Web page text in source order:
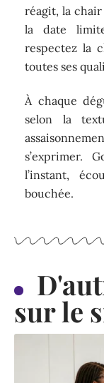
réagit, la
la date
respectez la
toutes ses
À chaque
selon la
s’exprimer.
l’instant,
bouchée.
sur le